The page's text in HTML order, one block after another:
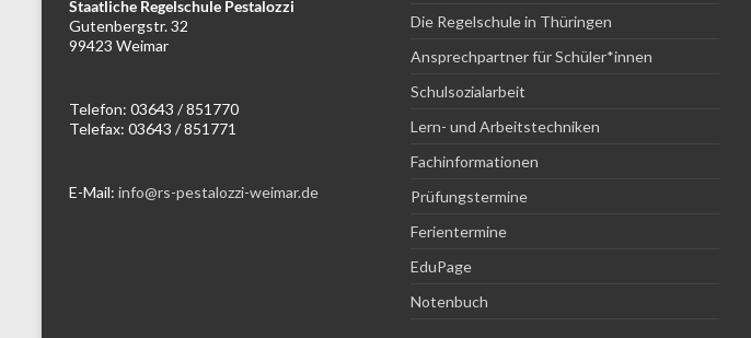
Staatliche Regelschule Pestalozzi
Gutenbergstr. 32
99423 Weimar
Telefon: 03643 / 851770
Telefax: 03643 / 851771
E-Mail: info@rs-pestalozzi-weimar.de
Die Regelschule in Thüringen
Ansprechpartner für Schüler*innen
Schulsozialarbeit
Lern- und Arbeitstechniken
Fachinformationen
Prüfungstermine
Ferientermine
EduPage
Notenbuch